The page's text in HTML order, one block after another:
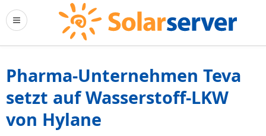
Pharma-Unternehmen Teva
setzt auf Wasserstoff-LKW
von Hylane